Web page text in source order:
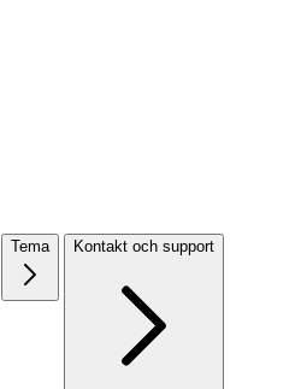
Tema Kontakt och support